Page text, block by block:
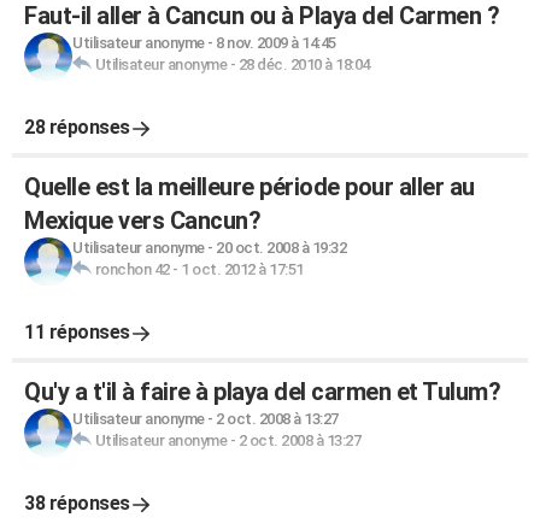
Faut-il aller à Cancun ou à Playa del Carmen ?
Utilisateur anonyme- 8 nov. 2009 à 14:45
Utilisateur anonyme- 28 déc. 2010 à 18:04
28 réponses
Quelle est la meilleure période pour aller au
Mexique vers Cancun?
Utilisateur anonyme- 20 oct. 2008 à 19:32
ronchon 42- 1 oct. 2012 à 17:51
11 réponses
Qu'y a t'il à faire à playa del carmen et Tulum?
Utilisateur anonyme- 2 oct. 2008 à 13:27
Utilisateur anonyme- 2 oct. 2008 à 13:27
38 réponses